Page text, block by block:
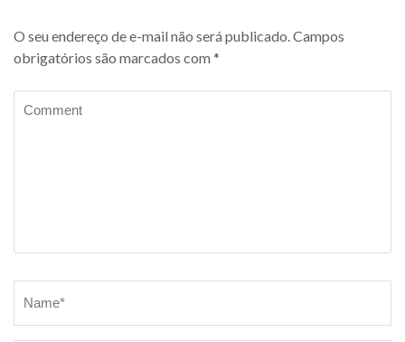
O seu endereço de e-mail não será publicado. Campos
obrigatórios são marcados com *